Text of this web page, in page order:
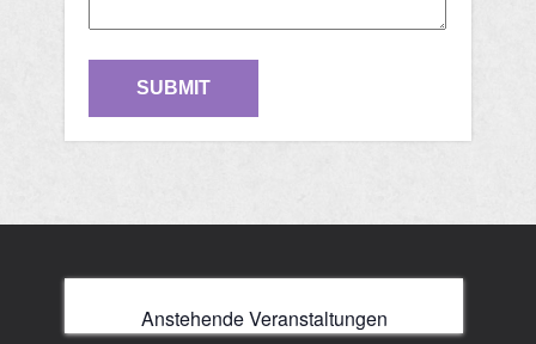
Anstehende Veranstaltungen